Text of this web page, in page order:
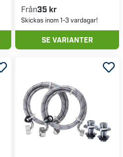
Från35 kr
Skickas inom 1-3 vardagar!
SE VARIANTER